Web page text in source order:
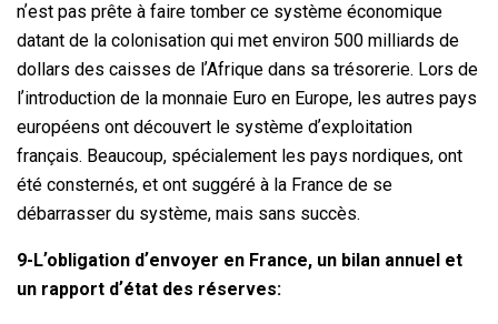
nʼest pas prête à faire tomber ce système économique
datant de la colonisation qui met environ 500 milliards de
dollars des caisses de lʼAfrique dans sa trésorerie. Lors de
lʼintroduction de la monnaie Euro en Europe, les autres pays
européens ont découvert le système dʼexploitation
français. Beaucoup, spécialement les pays nordiques, ont
été consternés, et ont suggéré à la France de se
débarrasser du système, mais sans succès.
9-Lʼobligation dʼenvoyer en France, un bilan annuel et
un rapport dʼétat des réserves: